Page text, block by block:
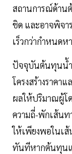
สถานการณ์ด้าน
ชิด และอาจพิจา
เร็วกว่ากำหนด
ปัจจุบันต้นทุนน้ำ
โครงสร้างราค
ผลให้ปริมาณผู้โ
ความถี่-พักเส้นท
ให้เพียงพอในเ
ทันทีหากต้นทุน